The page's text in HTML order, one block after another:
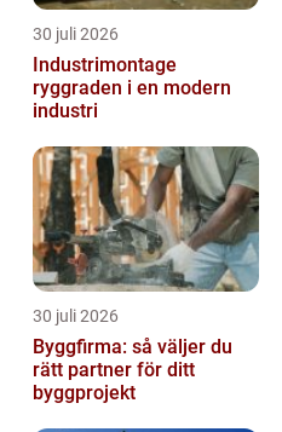
30 juli 2026
Industrimontage
ryggraden i en modern
industri
30 juli 2026
Byggfirma: så väljer du
rätt partner för ditt
byggprojekt